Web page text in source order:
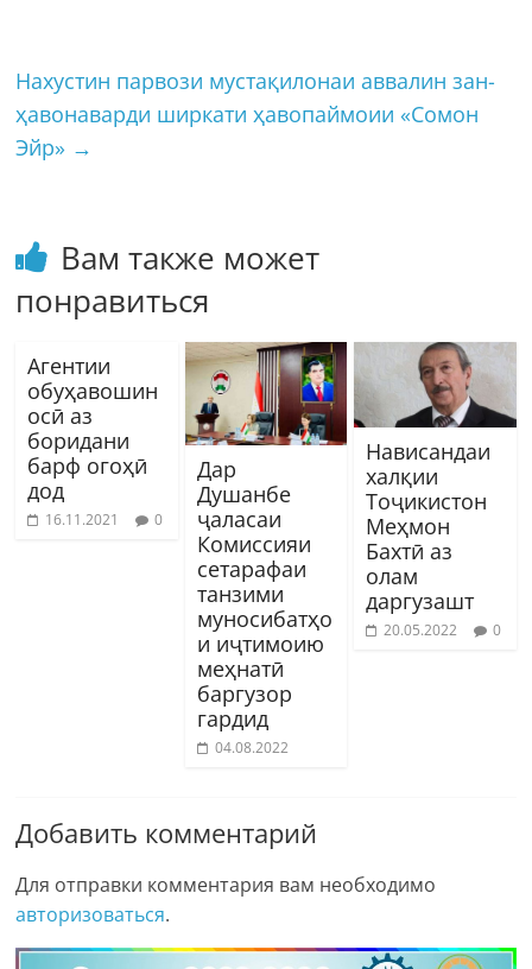
Нахустин парвози мустақилонаи аввалин зан-
ҳавонаварди ширкати ҳавопаймоии «Сомон
Эйр» →
Вам также может
понравиться
Агентии
обуҳавошин
осӣ аз
боридани
барф огоҳӣ
дод
16.11.2021 0
Дар
Душанбе
ҷаласаи
Комиссияи
сетарафаи
танзими
муносибатҳо
и иҷтимоию
меҳнатӣ
баргузор
гардид
04.08.2022
Нависандаи
халқии
Тоҷикистон
Меҳмон
Бахтӣ аз
олам
даргузашт
20.05.2022 0
Добавить комментарий
Для отправки комментария вам необходимо
авторизоваться.